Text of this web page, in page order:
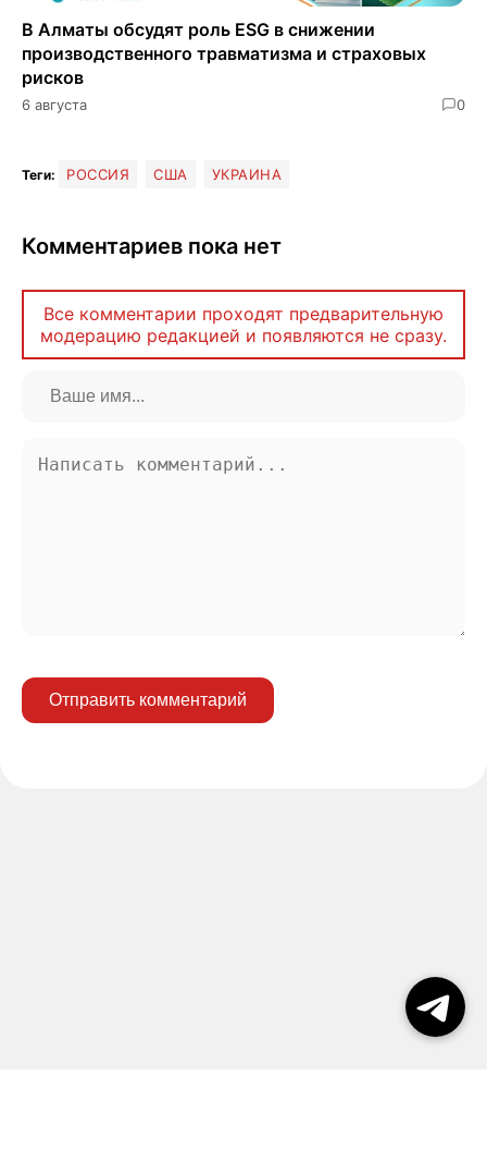
В Алматы обсудят роль ESG в снижении
производственного травматизма и страховых
рисков
6 августа 0
Теги: РОССИЯ США УКРАИНА
Комментариев пока нет
Все комментарии проходят предварительную
модерацию редакцией и появляются не сразу.
Отправить комментарий